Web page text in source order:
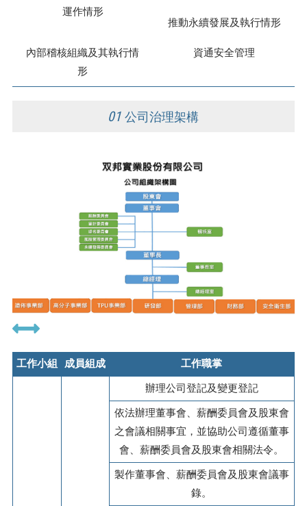
運作情形
推動永續發展及執行情形
內部稽核組織及其執行情
形
資通安全管理
01 公司治理架構
工作小組 成員組成 工作職掌
辦理公司登記及變更登記
依法辦理董事會、薪酬委員會及股東會
之會議相關事宜，並協助公司遵循董事
會、薪酬委員會及股東會相關法令。
製作董事會、薪酬委員會及股東會議事
錄。